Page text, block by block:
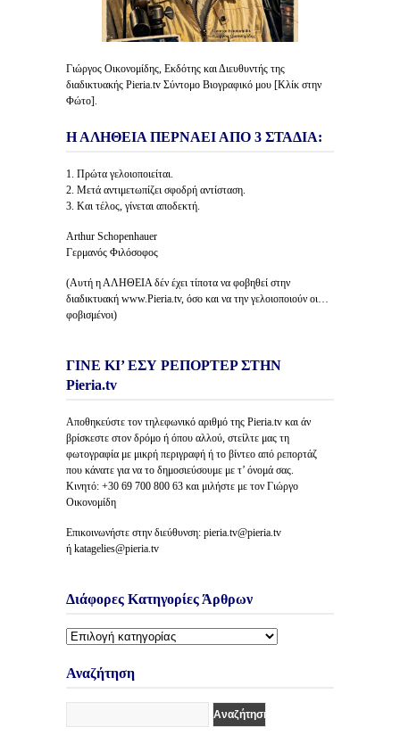
Γιώργος Οικονομίδης, Εκδότης και Διευθυντής της
διαδικτυακής Pieria.tv Σύντομο Βιογραφικό μου [Κλίκ στην
Φώτο].
Η ΑΛΗΘΕΙΑ ΠΕΡΝΑΕΙ ΑΠΟ 3 ΣΤΑΔΙΑ:
1. Πρώτα γελοιοποιείται.
2. Μετά αντιμετωπίζει σφοδρή αντίσταση.
3. Και τέλος, γίνεται αποδεκτή.
Arthur Schopenhauer
Γερμανός Φιλόσοφος
(Αυτή η ΑΛΗΘΕΙΑ δέν έχει τίποτα να φοβηθεί στην
διαδικτυακή www.Pieria.tv, όσο και να την γελοιοποιούν οι…
φοβισμένοι)
ΓΙΝΕ ΚΙ’ ΕΣΥ ΡΕΠΟΡΤΕΡ ΣΤΗΝ
Pieria.tv
Αποθηκεύστε τον τηλεφωνικό αριθμό της Pieria.tv και άν
βρίσκεστε στον δρόμο ή όπου αλλού, στείλτε μας τη
φωτογραφία με μικρή περιγραφή ή το βίντεο από ρεπορτάζ
που κάνατε για να το δημοσιεύσουμε με τ’ όνομά σας.
Κινητό: +30 69 700 800 63 και μιλήστε με τον Γιώργο
Οικονομίδη
Επικοινωνήστε στην διεύθυνση: pieria.tv@pieria.tv
ή katagelies@pieria.tv
Διάφορες Κατηγορίες Άρθρων
Διάφορες
Άρθρων
Αναζήτηση